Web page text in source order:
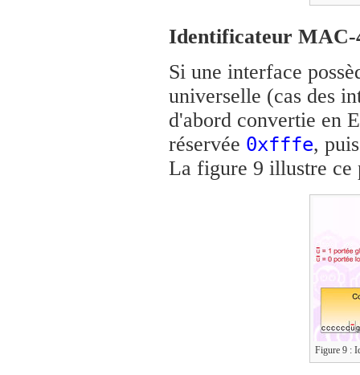
Identificateur MAC-
Si une interface
universelle (cas des
d'abord convertie en
réservée 0xfffe,
La figure 9 illustre ce
Figure 9 :